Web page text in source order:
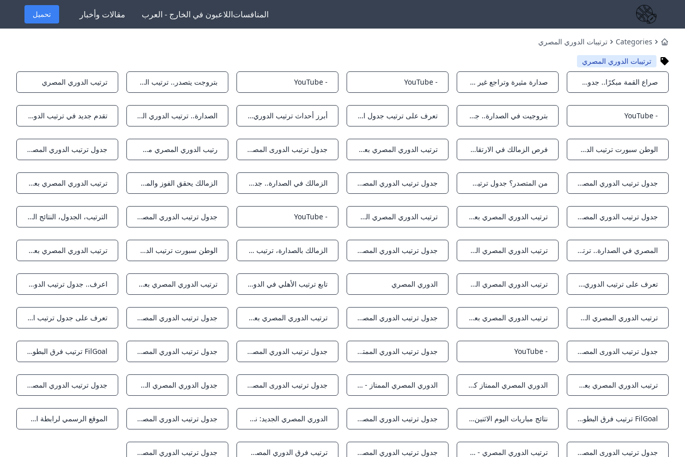
المنافساتاللاعبون في الخارج - العرب مقالات وأخبار تحميل
Home
Categories
ترتيبات الدوري المصري
ترتيبات الدوري المصري
Notifications صراع القمة مبكرًا.. جدول ترتيب الدوري المصري بعد الجولة الأولى – جريدة مانشيت Notifications صدارة مثيرة وتراجع غير متوقع.. جدول ترتيب الدوري المصري يعلن الزمالك في القمة والأهلي سادسًا – جريدة مانشيت Notifications- YouTube
Notifications- YouTube
Notifications بتروجت يتصدر.. ترتيب الدوري المصري بعد تعادل الأهلي وخسارة بيراميدز - تليجراف مصر Notifications
ترتيب الدوري المصري
Notifications- YouTube
Notifications بتروجيت في الصدارة.. جدول ترتيب الدوري المصري Notifications تعرف على ترتيب جدول الدوري المصري الممتاز Notifications أبرز أحداث ترتيب الدوري المصري بعد انتصارات الزمالك على فاركو - البلد Notifications الصدارة.. ترتيب الدوري المصري بعد فوز الزمالك على فاركو إرم نيوز Notifications تقدم جديد في ترتيب الدوري المصري الممتاز بعد فوز الزمالك على فاركو – تعرف على الوضع الآن - موقع رادار
Notifications الوطن سبورت ترتيب الدوري المصري قبل صدام الزمالك وفاركو.. الأهلي خامسا Notifications فرص الزمالك في الارتقاء لصدارة ترتيب الدوري المصري خلال مباراة فاركو قناة صدى البلد Notifications ترتيب الدوري المصري بعد نهاية الجولة الرابعة الزمالك في الصدارة.. وتعثر الأهلي و بيراميدز كورابيا Notifications جدول ترتيب الدورى المصرى الممتاز “دورى Nile”.. بيراميدز يتصدر - بوابة الشهرة Notifications رتيب الدوري المصري مصراوي Notifications جدول ترتيب الدوري المصري بعد فوز الزمالك على فاركو - كورة بلس
Notifications جدول ترتيب الدوري المصري الممتاز عقب انتهاء الجولة الأولى Notifications من المتصدر؟ جدول ترتيب الدوري المصري قبل مباراة الزمالك وفاركو اليوم الصباح العربي Notifications جدول ترتيب الدوري المصري بعد هزيمة بيراميدز وتعادل الأهلي Notifications الزمالك في الصدارة.. جدول ترتيب الدوري بعد ختام الجولة الرابعة Notifications الزمالك يحقق الفوز والمصري يتعادل في جدول ترتيب الدوري المصري - خليجي سفن Notifications ترتيب الدوري المصري بعد تعادل الأهلي وخسارة بيراميدز اليوم المصري اليوم
Notifications جدول ترتيب الدوري المصري الممتاز.. المصري متصدرًا والزمالك وصيفًا Notifications ترتيب الدوري المصري بعد فوز الزمالك على فاركو - تليجراف مصر Notifications ترتيب الدوري المصري الممتاز: صراع مشتعل على القمة! Notifications- YouTube
Notifications جدول ترتيب الدوري المصري الممتاز 2023-2024 بعد نهاية المسابقة العربية Goal.com Notifications الترتيب، الجدول، النتائج المباشرة ونتائج Premier League، Egypt Soccerway
Notifications المصري في الصدارة.. ترتيب جدول الدوري الممتاز عقب الجولة الثانية Notifications ترتيب الدوري المصري الممتاز Notifications جدول ترتيب الدوري المصري الممتاز بعد مباريات اليوم المصري اليوم Notifications الزمالك بالصدارة، ترتيب فرق الدوري المصري بنهاية الجولة الرابعة Notifications الوطن سبورت ترتيب الدوري المصري بعد تعادل الأهلي وغزل المحلة Notifications ترتيب الدوري المصري بعد انتصار الزمالك على فاركو وتأثيره على المنافسة - مجلة مصر
Notifications تعرف على ترتيب الدوري المصري بعد فوز الزمالك وتعادل المصري Notifications ترتيب الدوري المصري الممتاز 2025-2026 بعد نهاية الجولة الرابعة.. من يتصدر القمة؟ - موقع رادار Notifications
الدوري المصري Notifications تابع ترتيب الأهلي في الدوري بعد فوز الزمالك وتعادل المصري - AhlyNews.com - موقع أخبار النادي الأهلي و منتخب مصر Notifications ترتيب الدوري المصري بعد فوز الزمالك على فاركو - الأسبوع Notifications اعرف.. جدول ترتيب الدوري المصري بعد تعادل الأهلي وهزيمة بيراميدز
Notifications ترتيب الدوري المصري الممتاز 2024/2025: الأهلي يتصدر والصراع مستمر Notifications ترتيب الدوري المصري بعد فوز الزمالك على مودرن سبورت - الأهلي.كوم Notifications جدول ترتيب الدوري المصري 2025-2026 قبل مباراة الأهلي وغزل المحلة Notifications ترتيب الدوري المصري بعد انتصار الزمالك على فاركو.. الأبيض ينفرد بالصدارة قناة صدى البلد Notifications جدول ترتيب الدوري المصري بعد فوز الزمالك على فاركو.. موقف الأبيض Notifications تعرف على جدول ترتيب الدوري المصري بعد نهاية الجولة 18 - شبكة رؤية الإخبارية
Notifications جدول ترتيب الدورى المصرى.. بيراميدز يتصدر والأهلي وصيفاً - اليوم السابع Notifications- YouTube
Notifications جدول ترتيب الدوري الممتاز بعد فوز الزمالك على فاركو وختام الجولة الرابعة Notifications جدول ترتيب الدوري المصري الممتاز 2025-2026 بعد نهاية الجولة الرابعة – خليج فايف Notifications جدول ترتيب الدوري المصري.. الزمالك في الصدارة والأهلي السادس Notifications FilGoal ترتيب فرق البطولة الدوري المصري - 2025/2024
Notifications ترتيب الدوري المصري بعد تعادل الأهلي مع غزل المحلة Notifications الدوري المصري الممتاز كووورة Notifications الدوري المصري الممتاز - ويكيبيديا Notifications جدول ترتيب الدورى المصرى قبل مباراة الزمالك وفاركو.. بتروجت يتصدر مؤقتا - اليوم السابع Notifications جدول الدوري المصري الممتاز - 2025/2026 العربية Goal.com Notifications جدول ترتيب الدوري المصري وفارق النقاط بين الزمالك والأهلي وبيراميدز إرم نيوز
Notifications FilGoal ترتيب فرق البطولة الدوري المصري - 2026/2025 Notifications نتائج مباريات اليوم الاثنين 25 - 8 - 2025 بالدورى المصرى - اليوم السابع Notifications جدول ترتيب الدوري المصري الممتاز 2025-2026 بعد نهاية الجولة الرابعة Notifications الدوري المصري الجديد: نظام البطولة، ترتيب الفرق، والتأهل للبطولات الإفريقية Notifications جدول ترتيب الدوري المصري 2025/ 2026 بعد الجولة الرابعة - 365Scores Notifications الموقع الرسمي لرابطة الأندية المحترفة المصرية
جدول ترتيب الدورى المصرى.. الزمالك يتصدر - اليوم السابع ترتيب الدوري المصري - 2025/2026 - بطولات جدول ترتيب الدوري المصري الممتاز بعد فوز الزمالك على فاركو المصري اليوم ترتيب فرق الدوري المصري يلاكورة جدول ترتيب الدوري المصري الممتاز 2025/2026 كووورة